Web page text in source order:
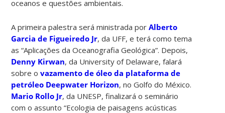
oceanos e questões ambientais.
A primeira palestra será ministrada porAlberto
Garcia de Figueiredo Jr, da UFF, e terá como tema
as “Aplicações da Oceanografia Geológica”. Depois,
Denny Kirwan, da University of Delaware, falará
sobre ovazamento de óleo da plataforma de
petróleo Deepwater Horizon, no Golfo do México.
Mario Rollo Jr, da UNESP, finalizará o seminário
com o assunto “Ecologia de paisagens acústicas